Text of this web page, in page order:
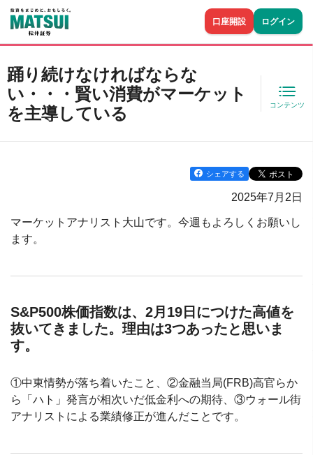
口座開設 ログイン
踊り続けなければならな
い・・・賢い消費がマーケット
を主導している
コンテンツ
シェアする
2025年7月2日
マーケットアナリスト大山です。今週もよろしくお願いし
ます。
S&P500株価指数は、2月19日につけた高値を
抜いてきました。理由は3つあったと思いま
す。
①中東情勢が落ち着いたこと、②金融当局(FRB)高官らか
ら「ハト」発言が相次いだ低金利への期待、③ウォール街
アナリストによる業績修正が進んだことです。